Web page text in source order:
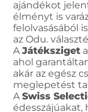
ajándékot
élményt is
felolvasásából
az Odu.
AJátéksziget
ahol
akár az egész
meglepetést
ASwiss
édesszájúakat,